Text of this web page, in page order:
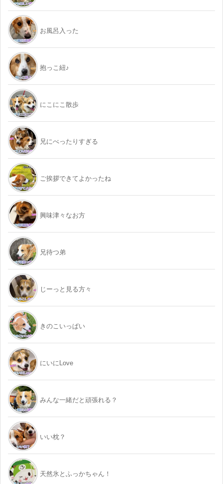
お風呂入った
抱っこ紐♪
にこにこ散歩
兄にべったりすぎる
ご挨拶できてよかったね
興味津々なお方
兄待つ弟
じーっと見る方々
きのこいっぱい
にいにLove
みんな一緒だと頑張れる？
いい枕？
天然氷とふっかちゃん！